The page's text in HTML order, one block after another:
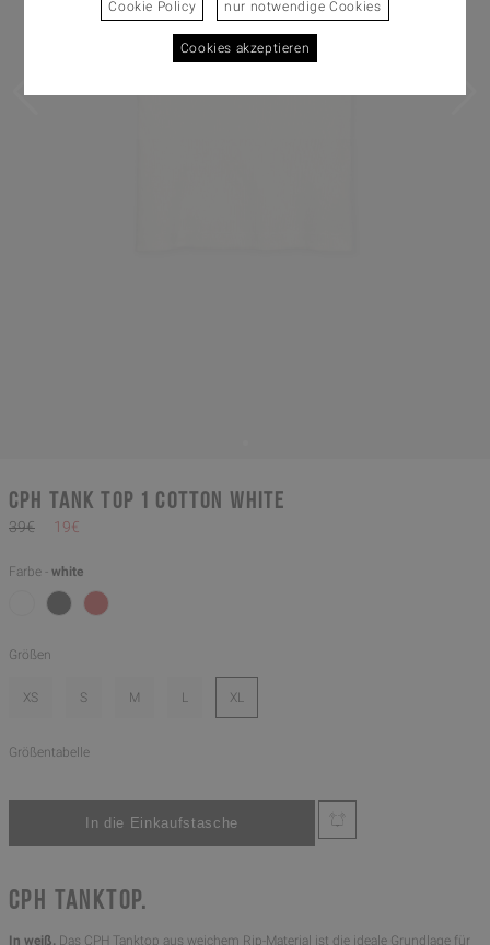
Cookie Policy nur notwendige Cookies
Cookies akzeptieren
CPH TANK TOP 1 cotton white
39€ 19€
Farbe - white
Größen
XS S M L XL
Größentabelle
CPH TANKTOP.
In weiß. Das CPH Tanktop aus weichem Rip-Material ist die ideale Grundlage für